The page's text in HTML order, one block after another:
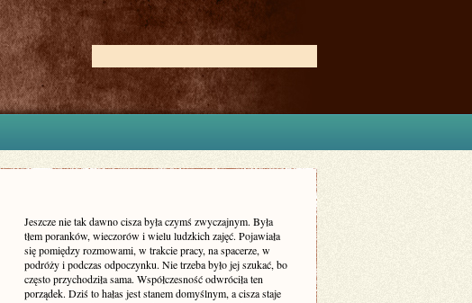
Jeszcze nie tak dawno cisza była czymś zwyczajnym. Była
tłem poranków, wieczorów i wielu ludzkich zajęć. Pojawiała
się pomiędzy rozmowami, w trakcie pracy, na spacerze, w
podróży i podczas odpoczynku. Nie trzeba było jej szukać, bo
często przychodziła sama. Współczesność odwróciła ten
porządek. Dziś to hałas jest stanem domyślnym, a cisza staje